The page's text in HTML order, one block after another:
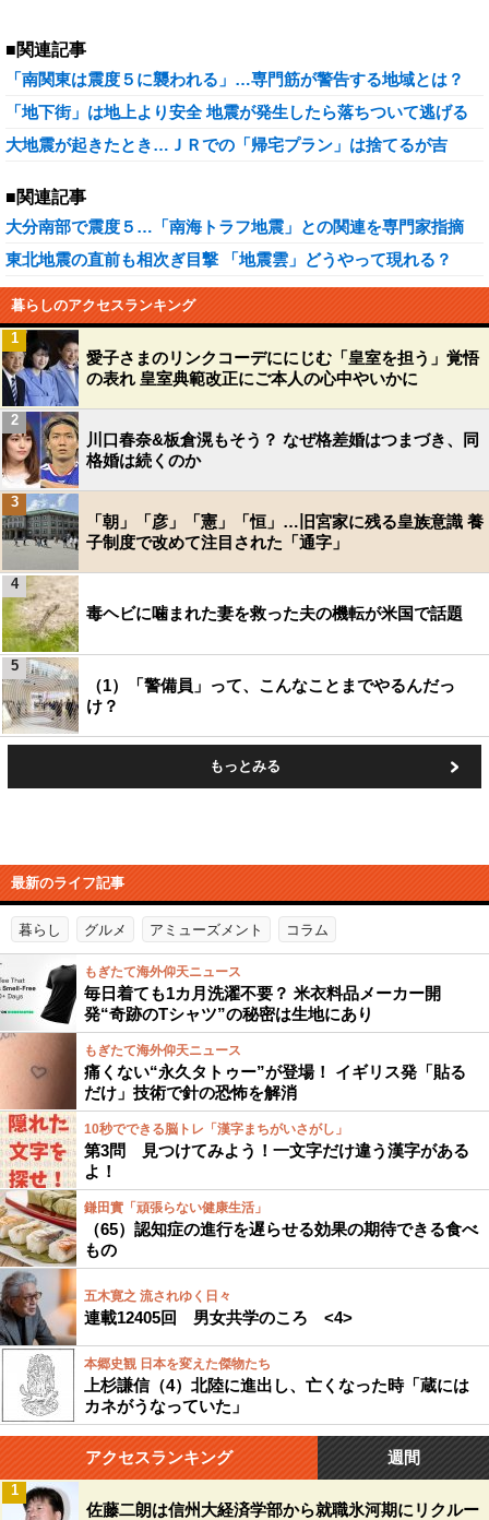
■関連記事
「南関東は震度５に襲われる」…専門筋が警告する地域とは？
「地下街」は地上より安全 地震が発生したら落ちついて逃げる
大地震が起きたとき…ＪＲでの「帰宅プラン」は捨てるが吉
■関連記事
大分南部で震度５…「南海トラフ地震」との関連を専門家指摘
東北地震の直前も相次ぎ目撃 「地震雲」どうやって現れる？
暮らしのアクセスランキング
愛子さまのリンクコーデににじむ「皇室を担う」覚悟
の表れ 皇室典範改正にご本人の心中やいかに
1
川口春奈&板倉滉もそう？ なぜ格差婚はつまづき、同
格婚は続くのか
2
「朝」「彦」「憲」「恒」…旧宮家に残る皇族意識 養
子制度で改めて注目された「通字」
3
毒ヘビに噛まれた妻を救った夫の機転が米国で話題
4
（1）「警備員」って、こんなことまでやるんだっ
け？
5
もっとみる
最新のライフ記事
暮らし グルメ アミューズメント コラム
もぎたて海外仰天ニュース
毎日着ても1カ月洗濯不要？ 米衣料品メーカー開
発“奇跡のTシャツ”の秘密は生地にあり
もぎたて海外仰天ニュース
痛くない“永久タトゥー”が登場！ イギリス発「貼る
だけ」技術で針の恐怖を解消
10秒でできる脳トレ「漢字まちがいさがし」
第3問 見つけてみよう！一文字だけ違う漢字がある
よ！
鎌田實「頑張らない健康生活」
（65）認知症の進行を遅らせる効果の期待できる食べ
もの
五木寛之 流されゆく日々
連載12405回 男女共学のころ <4>
本郷史観 日本を変えた傑物たち
上杉謙信（4）北陸に進出し、亡くなった時「蔵には
カネがうなっていた」
アクセスランキング 週間
佐藤二朗は信州大経済学部から就職氷河期にリクルー
1